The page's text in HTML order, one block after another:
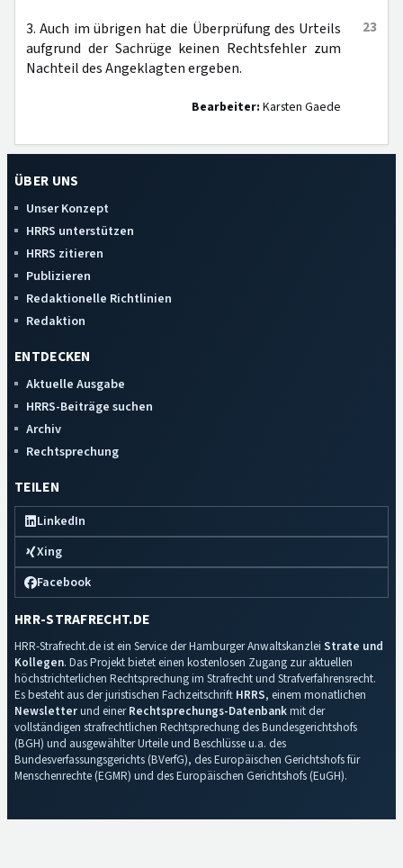
23
3. Auch im übrigen hat die Überprüfung des Urteils
aufgrund der Sachrüge keinen Rechtsfehler zum
Nachteil des Angeklagten ergeben.
Bearbeiter: Karsten Gaede
ÜBER UNS
Unser Konzept
HRRS unterstützen
HRRS zitieren
Publizieren
Redaktionelle Richtlinien
Redaktion
ENTDECKEN
Aktuelle Ausgabe
HRRS-Beiträge suchen
Archiv
Rechtsprechung
TEILEN
LinkedIn
Xing
Facebook
HRR-STRAFRECHT.DE
HRR-Strafrecht.de ist ein Service der Hamburger Anwaltskanzlei Strate und
Kollegen. Das Projekt bietet einen kostenlosen Zugang zur aktuellen
höchstrichterlichen Rechtsprechung im Strafrecht und Strafverfahrensrecht.
Es besteht aus der juristischen Fachzeitschrift HRRS, einem monatlichen
Newsletterund einerRechtsprechungs-Datenbankmit der
vollständigen strafrechtlichen Rechtsprechung des Bundesgerichtshofs
(BGH) und ausgewählter Urteile und Beschlüsse u.a. des
Bundesverfassungsgerichts (BVerfG), des Europäischen Gerichtshofs für
Menschenrechte (EGMR) und des Europäischen Gerichtshofs (EuGH).